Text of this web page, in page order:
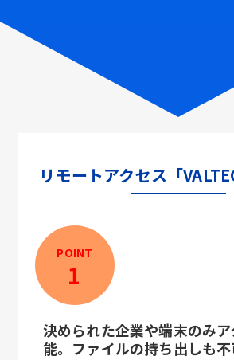
リモートアクセス「
POINT
1
決められた企業や端末のみ
能。ファイルの持ち出しも